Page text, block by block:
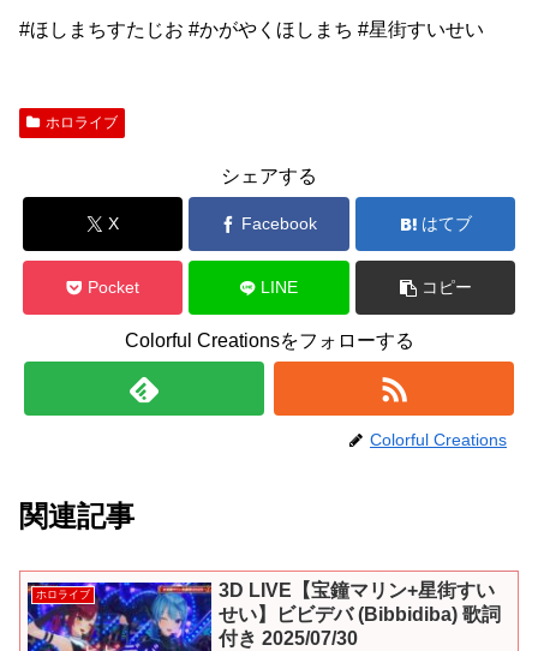
#ほしまちすたじお #かがやくほしまち #星街すいせい
ホロライブ
シェアする
X Facebook はてブ
Pocket LINE コピー
Colorful Creationsをフォローする
Colorful Creations
関連記事
ホロライブ
3D LIVE【宝鐘マリン+星街すい
せい】ビビデバ (Bibbidiba) 歌詞
付き 2025/07/30